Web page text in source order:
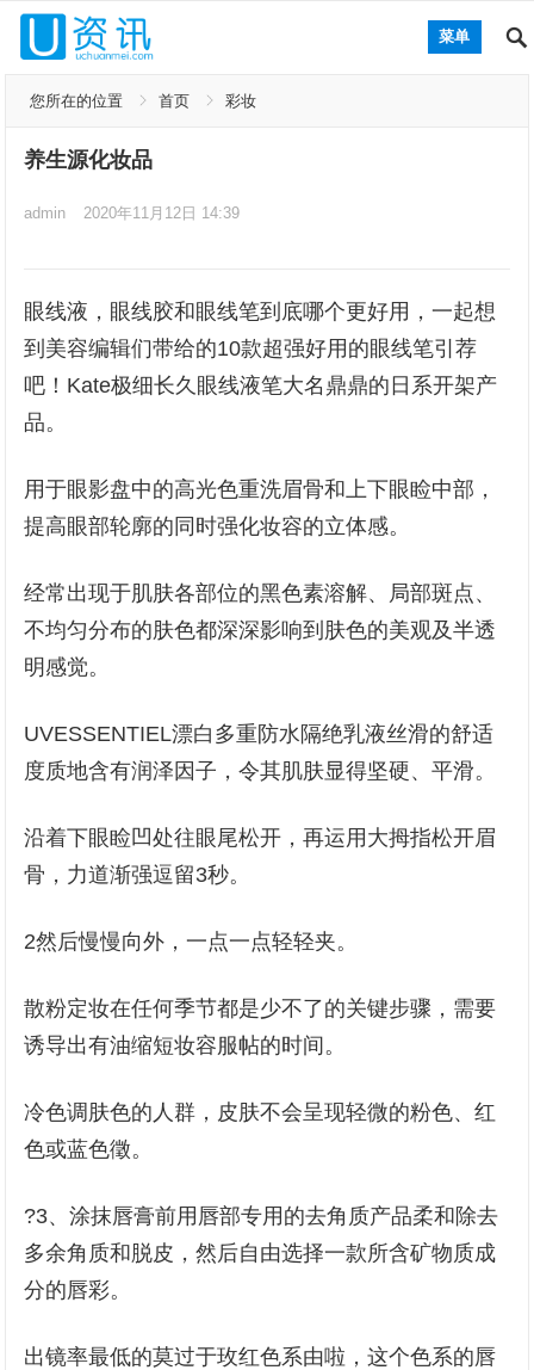
菜单
您所在的位置 首页 彩妆
养生源化妆品
admin 2020年11月12日 14:39
眼线液，眼线胶和眼线笔到底哪个更好用，一起想
到美容编辑们带给的10款超强好用的眼线笔引荐
吧！Kate极细长久眼线液笔大名鼎鼎的日系开架产
品。
用于眼影盘中的高光色重洗眉骨和上下眼睑中部，
提高眼部轮廓的同时强化妆容的立体感。
经常出现于肌肤各部位的黑色素溶解、局部斑点、
不均匀分布的肤色都深深影响到肤色的美观及半透
明感觉。
UVESSENTIEL漂白多重防水隔绝乳液丝滑的舒适
度质地含有润泽因子，令其肌肤显得坚硬、平滑。
沿着下眼睑凹处往眼尾松开，再运用大拇指松开眉
骨，力道渐强逗留3秒。
2然后慢慢向外，一点一点轻轻夹。
散粉定妆在任何季节都是少不了的关键步骤，需要
诱导出有油缩短妆容服帖的时间。
冷色调肤色的人群，皮肤不会呈现轻微的粉色、红
色或蓝色徵。
?3、涂抹唇膏前用唇部专用的去角质产品柔和除去
多余角质和脱皮，然后自由选择一款所含矿物质成
分的唇彩。
出镜率最低的莫过于玫红色系由啦，这个色系的唇